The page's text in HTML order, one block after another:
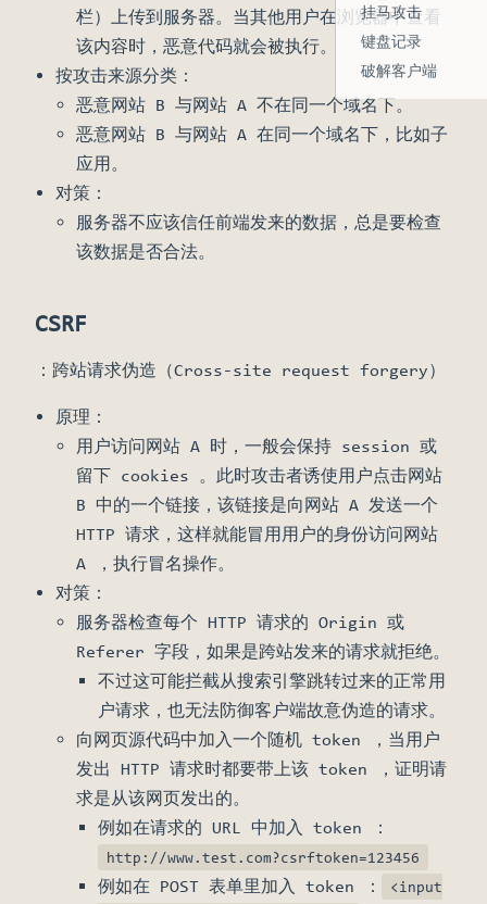
栏）上传到服务器。当其他用户在浏览器中查看
该内容时，恶意代码就会被执行。
按攻击来源分类：
恶意网站 B 与网站 A 不在同一个域名下。
恶意网站 B 与网站 A 在同一个域名下，比如子
应用。
对策：
服务器不应该信任前端发来的数据，总是要检查
该数据是否合法。
CSRF
：跨站请求伪造（Cross-site request forgery）
原理：
用户访问网站 A 时，一般会保持 session 或
留下 cookies 。此时攻击者诱使用户点击网站
B 中的一个链接，该链接是向网站 A 发送一个
HTTP 请求，这样就能冒用用户的身份访问网站
A ，执行冒名操作。
对策：
服务器检查每个 HTTP 请求的 Origin 或
Referer 字段，如果是跨站发来的请求就拒绝。
不过这可能拦截从搜索引擎跳转过来的正常用
户请求，也无法防御客户端故意伪造的请求。
向网页源代码中加入一个随机 token ，当用户
发出 HTTP 请求时都要带上该 token ，证明请
求是从该网页发出的。
例如在请求的 URL 中加入 token ：
http://www.test.com?csrftoken=123456
例如在 POST 表单里加入 token ：
<input
挂马攻击
键盘记录
破解客户端